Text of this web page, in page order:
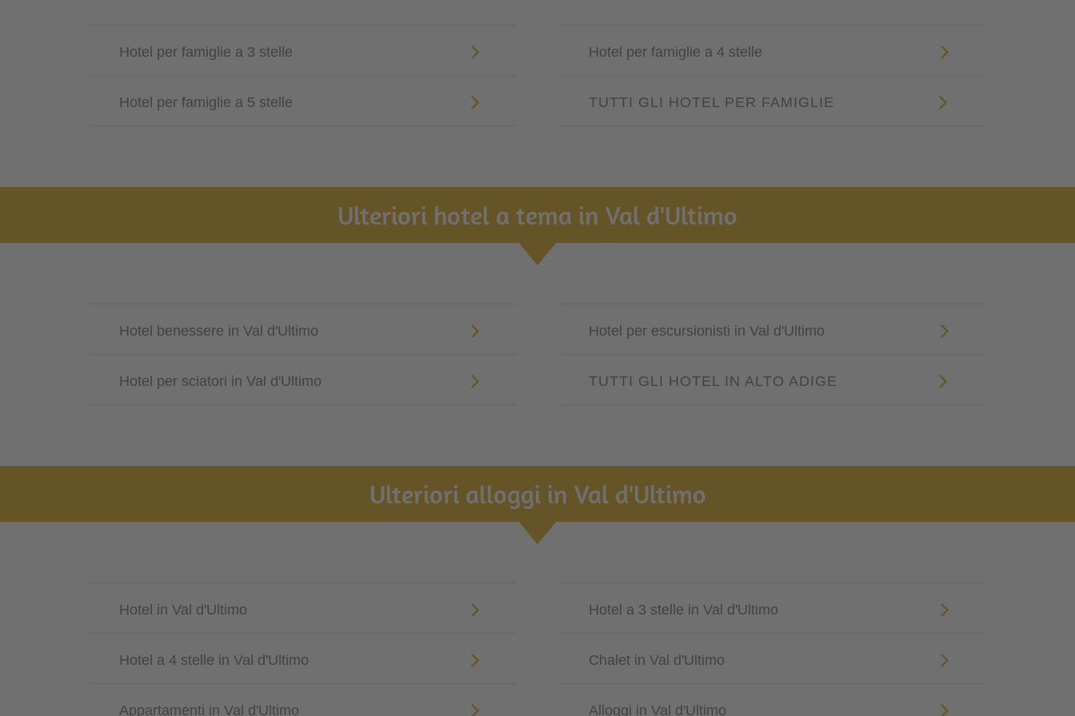
Hotel per famiglie a 3 stelle Hotel per famiglie a 4 stelle
Hotel per famiglie a 5 stelle TUTTI GLI HOTEL PER FAMIGLIE
Ulteriori hotel a tema in Val d'Ultimo
Hotel benessere in Val d'Ultimo Hotel per escursionisti in Val d'Ultimo
Hotel per sciatori in Val d'Ultimo TUTTI GLI HOTEL IN ALTO ADIGE
Ulteriori alloggi in Val d'Ultimo
Hotel in Val d'Ultimo Hotel a 3 stelle in Val d'Ultimo
Hotel a 4 stelle in Val d'Ultimo Chalet in Val d'Ultimo
Appartamenti in Val d'Ultimo Alloggi in Val d'Ultimo